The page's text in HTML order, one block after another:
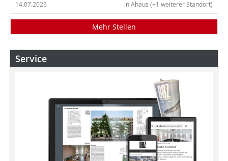
in Ahaus (+1 weiterer Standort)
14.07.2026
Mehr Stellen
Service